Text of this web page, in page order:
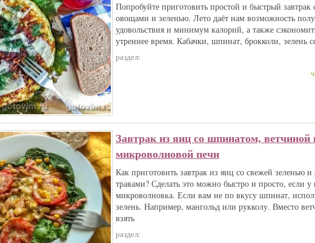
Попробуйте приготовить простой и быстрый
овощами и зеленью. Лето даёт нам возможность
удовольствия и минимум калорий, а также
утреннее время. Кабачки, шпинат, брокколи, зелень
раздел:
Завтрак из яиц со шпинатом,
микроволновой печи
Как приготовить завтрак из яиц со свежей зеленью
травами? Сделать это можно быстро и просто, если у
микроволновка. Если вам не по вкусу шпинат,
зелень. Например, мангольд или рукколу. Вместо
взять
раздел: